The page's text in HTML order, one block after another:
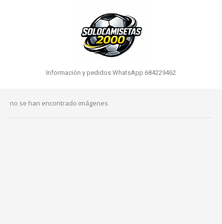
Información y pedidos WhatsApp 684229462
no se han encontrado imágenes